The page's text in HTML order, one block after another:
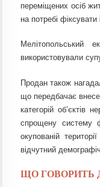
переміщених осіб
на потребі
використовували
Продан також
що передбачає
категорій об’єктів
спрощену систему
окуповaній
відчутний
ЩО ГОВОРИТЬ